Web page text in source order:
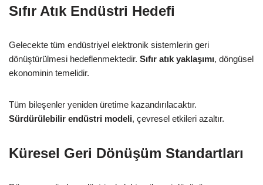
Sıfır Atık Endüstri Hedefi
Gelecekte tüm endüstriyel elektronik sistemlerin geri
dönüştürülmesi hedeflenmektedir. Sıfır atık yaklaşımı, döngüsel
ekonominin temelidir.
Tüm bileşenler yeniden üretime kazandırılacaktır.
Sürdürülebilir endüstri modeli, çevresel etkileri azaltır.
Küresel Geri Dönüşüm Standartları